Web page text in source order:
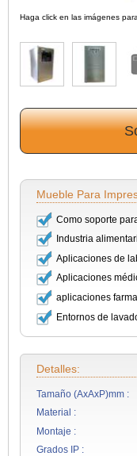
Haga click en las imágenes
Mueble Para
Como soporte
Industria
Aplicaciones de
Aplicaciones
aplicaciones
Entornos de
Detalles:
Tamaño (AxAxP)mm :
Material :
Montaje :
Grados IP :